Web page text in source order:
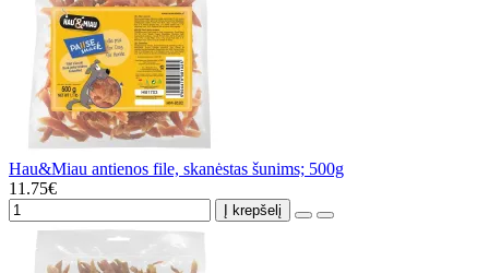
Hau&Miau antienos file, skanėstas šunims; 500g
11.75€
Į krepšelį